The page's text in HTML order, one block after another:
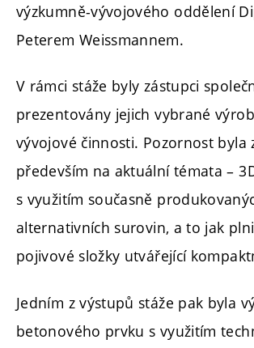
výzkumně-vývojového oddělení
Peterem Weissmannem.
V rámci stáže byly zástupci
prezentovány jejich vybrané
vývojové činnosti. Pozornost byla
především na aktuální témata –
s využitím současně
alternativních surovin, a to jak
pojivové složky utvářející
Jedním z výstupů stáže pak byla
betonového prvku s využitím